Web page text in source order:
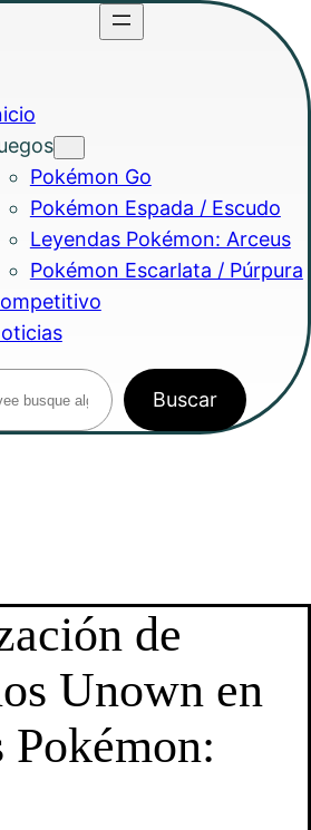
Pokémon Go
Pokémon Espada / Escudo
Leyendas Pokémon: Arceus
Pokémon Escarlata / Púrpura
Buscar
de
Unown en
Pokémon: